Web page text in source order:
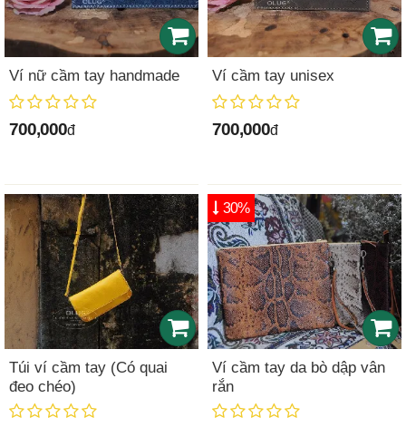
Ví nữ cầm tay handmade
700,000đ
Ví cầm tay unisex
700,000đ
Túi ví cầm tay (Có quai
đeo chéo)
Ví cầm tay da bò dập vân
rắn
30%